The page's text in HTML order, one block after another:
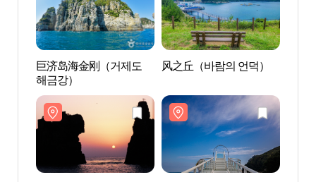
巨济岛海金刚（거제도
해금강）
风之丘（바람의 언덕）